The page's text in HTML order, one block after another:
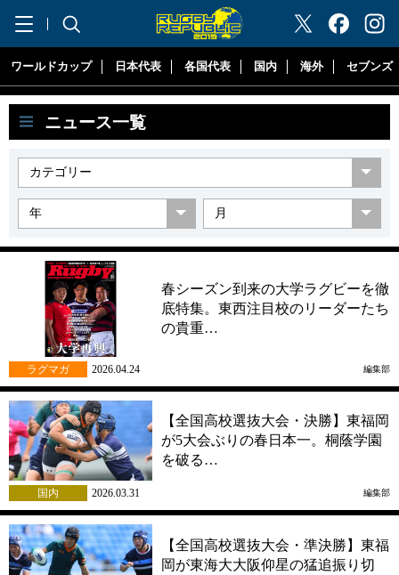
"ラグビーリパブリック"
ワールドカップ 日本代表 各国代表 国内 海外 セブンズ
ニュース一覧
春シーズン到来の大学ラグビーを徹
底特集。東西注目校のリーダーたち
の貴重…
ラグマガ 2026.04.24 編集部
【全国高校選抜大会・決勝】東福岡
が5大会ぶりの春日本一。桐蔭学園
を破る…
国内 2026.03.31 編集部
【全国高校選抜大会・準決勝】東福
岡が東海大大阪仰星の猛追振り切